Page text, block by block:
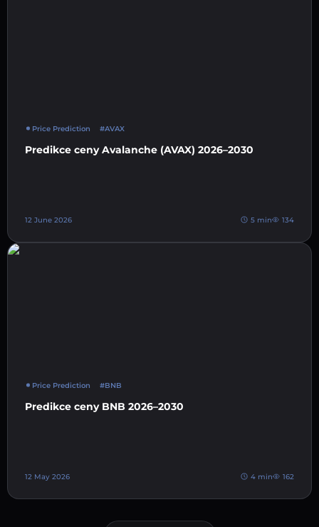
Price Prediction #AVAX
Predikce ceny Avalanche (AVAX) 2026–2030
12 June 2026 5 min 134
Price Prediction #BNB
Predikce ceny BNB 2026–2030
12 May 2026 4 min 162